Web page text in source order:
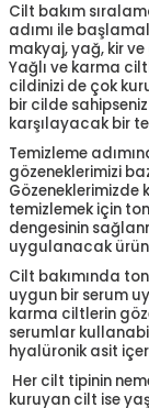
Cilt bakım
adımı ile
makyaj, yağ, kir ve
Yağlı ve karma
cildinizi de çok
bir cilde
karşılayacak bir
Temizleme
gözeneklerimizi
Gözeneklerimizde
temizlemek için
dengesinin
uygulanacak
Cilt bakımında
uygun bir serum
karma ciltlerin
serumlar
hyalüronik asit
Her cilt tipinin
kuruyan cilt ise